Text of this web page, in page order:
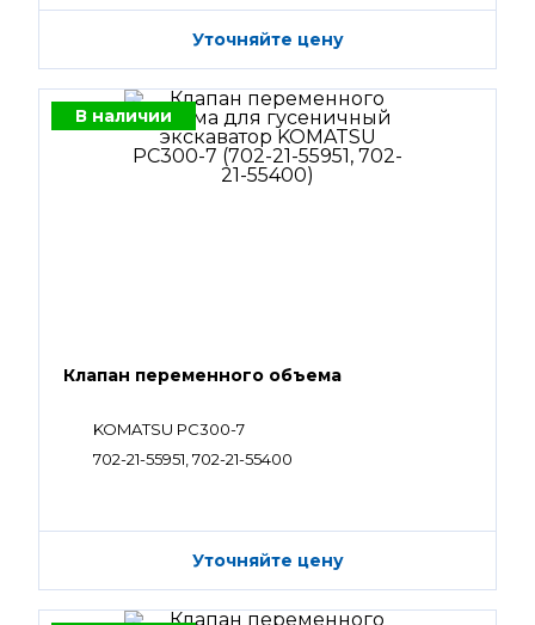
Уточняйте цену
В наличии
Клапан переменного объема
KOMATSU PC300-7
702-21-55951, 702-21-55400
Уточняйте цену